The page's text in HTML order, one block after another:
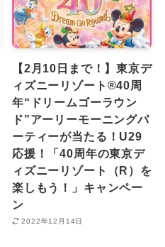
【2月10日まで！】東京デ
ィズニーリゾート®︎40周
年“ドリームゴーラウン
ド”アーリーモーニングパ
ーティーが当たる！U29
応援！「40周年の東京デ
ィズニーリゾート（R）を
楽しもう！」キャンペー
ン
2022年12月14日